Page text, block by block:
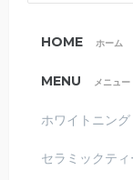
HOME ホーム
MENU メニュー
ホワイトニング
セラミックティ